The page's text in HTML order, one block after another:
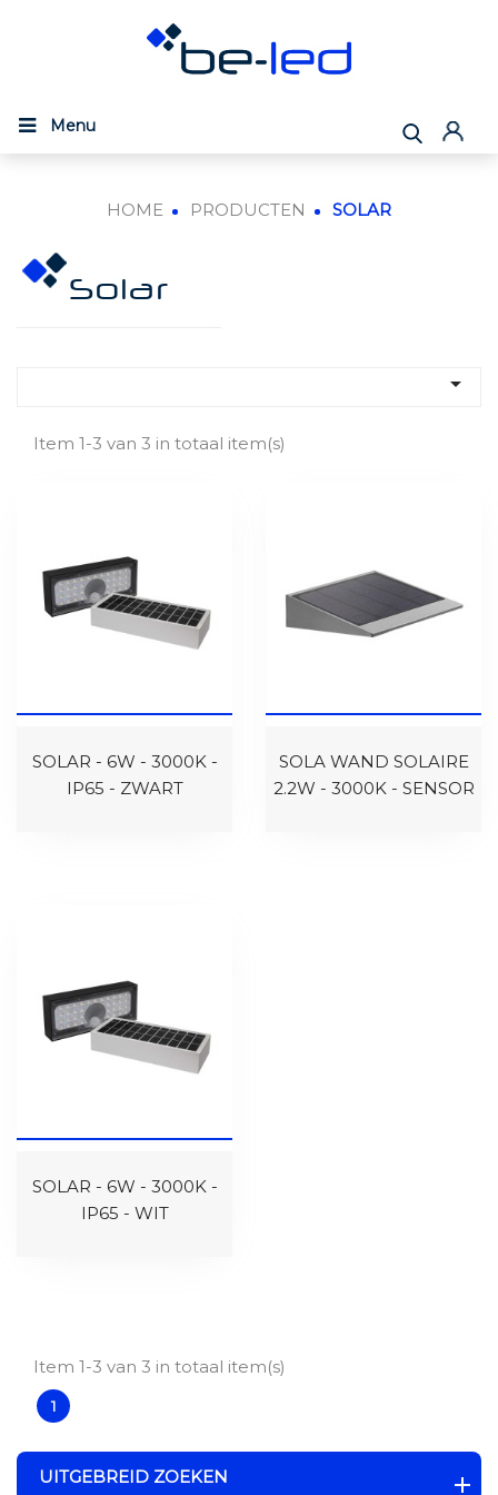
Menu
HOME PRODUCTEN SOLAR
Solar

Item 1-3 van 3 in totaal item(s)
SOLAR - 6W - 3000K -
IP65 - ZWART
SOLA WAND SOLAIRE
2.2W - 3000K - SENSOR
SOLAR - 6W - 3000K -
IP65 - WIT
Item 1-3 van 3 in totaal item(s)
1
UITGEBREID ZOEKEN